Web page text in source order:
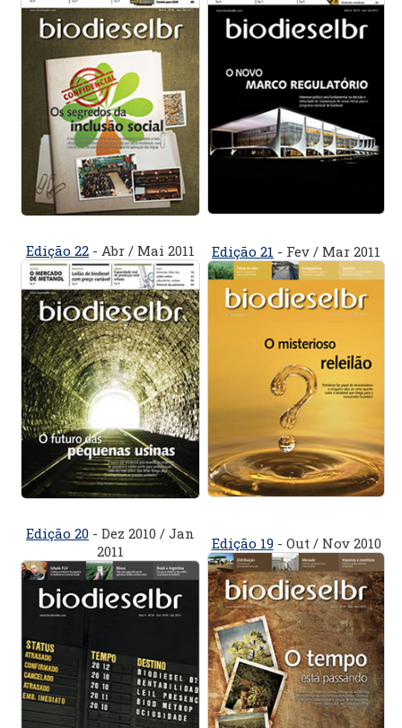
Edição 22 - Abr / Mai 2011 Edição 21 - Fev / Mar 2011
Edição 20 - Dez 2010 / Jan
2011
Edição 19- Out / Nov 2010